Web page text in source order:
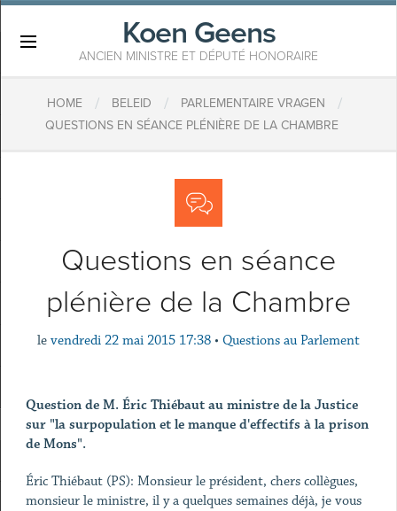
Koen Geens
ANCIEN MINISTRE ET DÉPUTÉ HONORAIRE
HOME / BELEID / PARLEMENTAIRE VRAGEN /
QUESTIONS EN SÉANCE PLÉNIÈRE DE LA CHAMBRE
Questions en séance
plénière de la Chambre
le vendredi 22 mai 2015 17:38 • Questions au Parlement
Question de M. Éric Thiébaut au ministre de la Justice
sur "la surpopulation et le manque d'effectifs à la prison
de Mons".
Éric Thiébaut (PS): Monsieur le président, chers collègues,
monsieur le ministre, il y a quelques semaines déjà, je vous